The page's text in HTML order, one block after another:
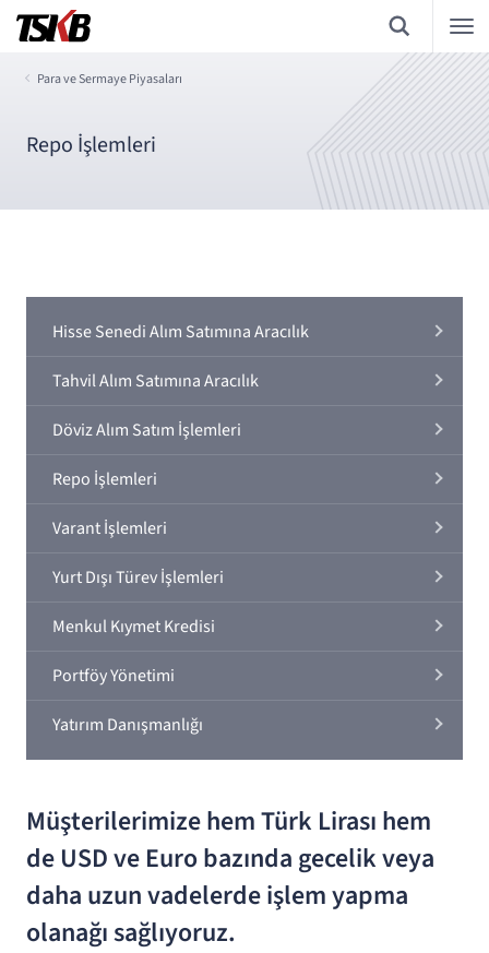
Para ve Sermaye Piyasaları
Repo İşlemleri
Hisse Senedi Alım Satımına Aracılık
Tahvil Alım Satımına Aracılık
Döviz Alım Satım İşlemleri
Repo İşlemleri
Varant İşlemleri
Yurt Dışı Türev İşlemleri
Menkul Kıymet Kredisi
Portföy Yönetimi
Yatırım Danışmanlığı
Müşterilerimize hem Türk Lirası hem
de USD ve Euro bazında gecelik veya
daha uzun vadelerde işlem yapma
olanağı sağlıyoruz.